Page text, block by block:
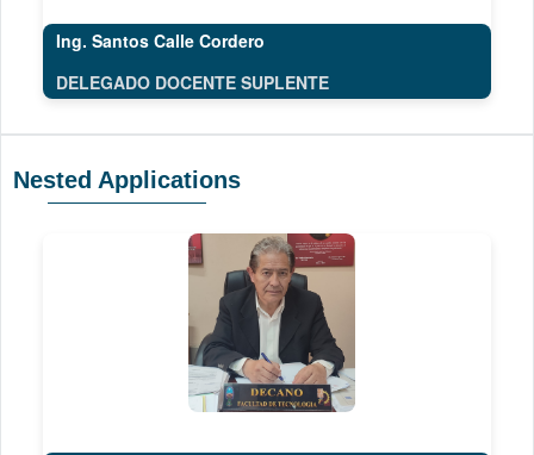
Ing. Santos Calle Cordero
DELEGADO DOCENTE SUPLENTE
Nested Applications